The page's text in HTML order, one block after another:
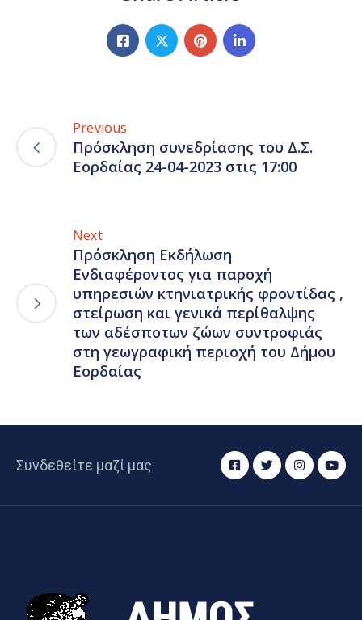
Previous
Πρόσκληση συνεδρίασης του Δ.Σ.
Εορδαίας 24-04-2023 στις 17:00
Next
Πρόσκληση Εκδήλωση
Ενδιαφέροντος για παροχή
υπηρεσιών κτηνιατρικής φροντίδας ,
στείρωση και γενικά περίθαλψης
των αδέσποτων ζώων συντροφιάς
στη γεωγραφική περιοχή του Δήμου
Εορδαίας
Συνδεθείτε μαζί μας